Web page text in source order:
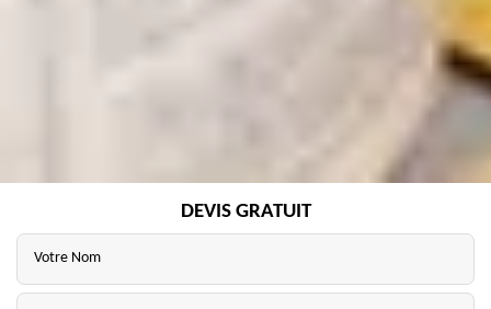
DEVIS GRATUIT